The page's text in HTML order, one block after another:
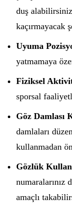
duş
kaçırmayacak
Uyuma
yatmamaya
Fiziksel
sporsal
Göz Damlası
damlaları
kullanmadan
Gözlük
amaçlı